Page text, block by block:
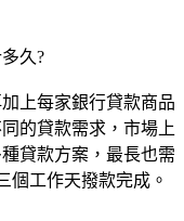
久?
上每家銀行貸款商品
的貸款需求，市場上
貸款方案，最長也需
個工作天撥款完成。